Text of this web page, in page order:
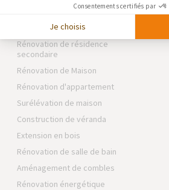
NOS GUIDES THÉMATIQUES
Rénovation de résidence
secondaire
Rénovation de Maison
Rénovation d'appartement
Surélévation de maison
Construction de véranda
Extension en bois
Rénovation de salle de bain
Aménagement de combles
Rénovation énergétique
Consentements certifiés par
Je choisis